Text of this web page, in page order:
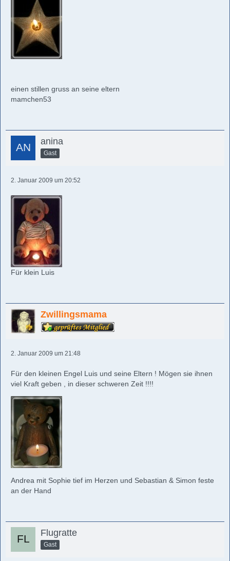
einen stillen gruss an seine eltern
mamchen53
anina
Gast
2. Januar 2009 um 20:52
Für klein Luis
Zwillingsmama
2. Januar 2009 um 21:48
Für den kleinen Engel Luis und seine Eltern ! Mögen sie ihnen
viel Kraft geben , in dieser schweren Zeit !!!!
Andrea mit Sophie tief im Herzen und Sebastian & Simon feste
an der Hand
Flugratte
Gast